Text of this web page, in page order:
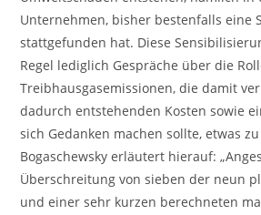
Unternehmen, bisher bestenfalls eine
stattgefunden hat. Diese
Regel lediglich Gespräche über die
Treibhausgasemissionen, die damit
dadurch entstehenden Kosten sowie
sich Gedanken machen sollte, etwas
Bogaschewsky erläutert hierauf:
Überschreitung von sieben der neun
und einer sehr kurzen berechneten